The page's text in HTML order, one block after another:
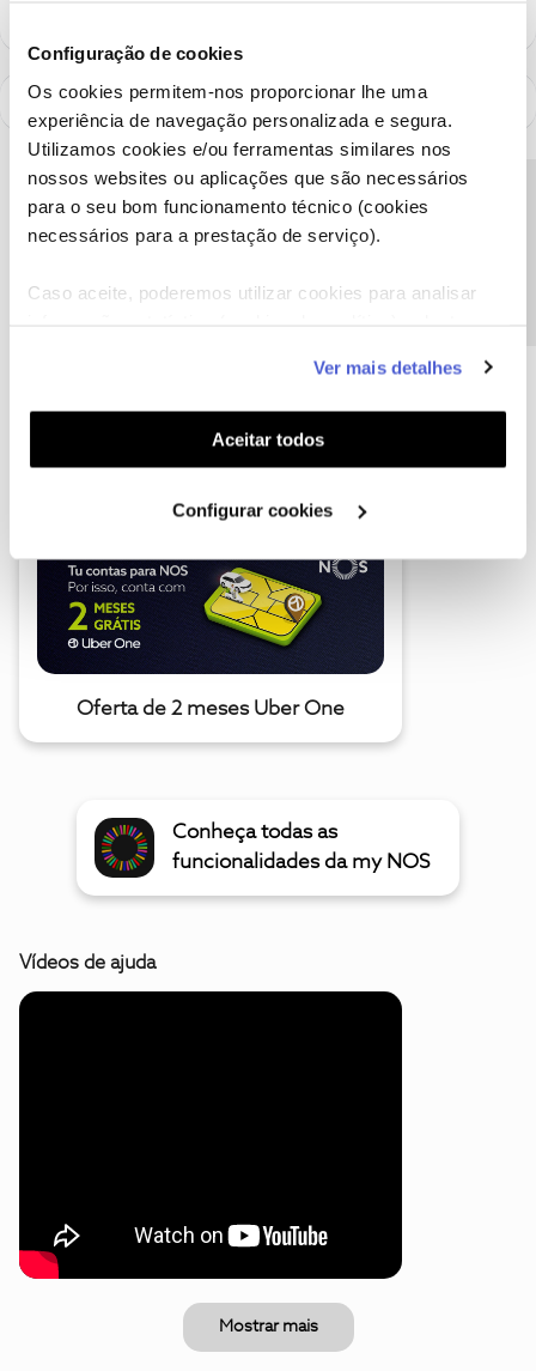
Configuração de cookies
Os cookies permitem-nos proporcionar lhe uma
experiência de navegação personalizada e segura.
Utilizamos cookies e/ou ferramentas similares nos
nossos websites ou aplicações que são necessários
para o seu bom funcionamento técnico (cookies
necessários para a prestação de serviço).
Caso aceite, poderemos utilizar cookies para analisar
funcionalidades (cookies de personalização e
funcionalidade) e adaptar anúncios aos seus interesses
(cookies de publicidade personalizada). Pode gerir a
utilização dos cookies clicando em "Configurar
Ver mais detalhes
Aceitar todos
Configurar cookies
Oferta de 2 meses Uber One
Conheça todas as
funcionalidades da my NOS
Vídeos de ajuda
Mostrar mais